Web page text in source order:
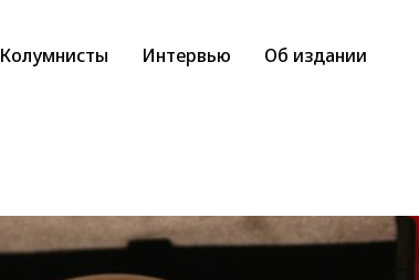
Колумнисты Интервью Об издании